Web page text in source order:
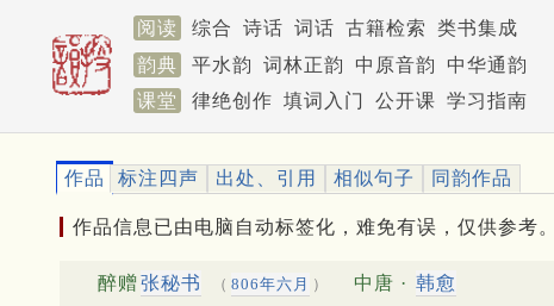
阅读 综合 诗话 词话 古籍检索 类书集成
韵典
平水韵 词林正韵 中原音韵 中华通韵
课堂
律绝创作 填词入门 公开课 学习指南
作品 标注四声 出处、引用 相似句子 同韵作品
作品信息已由电脑自动标签化，难免有误，仅供参考。
醉赠张秘书 （ 806年六月 ） 中唐 · 韩愈